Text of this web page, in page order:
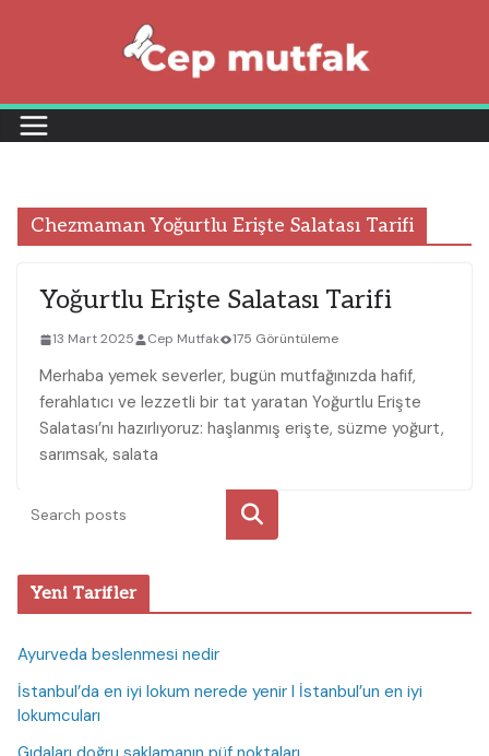
Chezmaman Yoğurtlu Erişte Salatası Tarifi
Yoğurtlu Erişte Salatası Tarifi
13 Mart 2025 Cep Mutfak 175 Görüntüleme
Merhaba yemek severler, bugün mutfağınızda hafif,
ferahlatıcı ve lezzetli bir tat yaratan Yoğurtlu Erişte
Salatası’nı hazırlıyoruz: haşlanmış erişte, süzme yoğurt,
sarımsak, salata
Ara
Yeni Tarifler
Ayurveda beslenmesi nedir
İstanbul’da en iyi lokum nerede yenir I İstanbul’un en iyi
lokumcuları